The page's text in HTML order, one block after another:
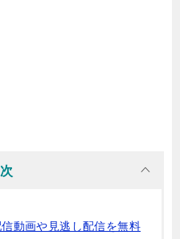
動画や見逃し配信を無料